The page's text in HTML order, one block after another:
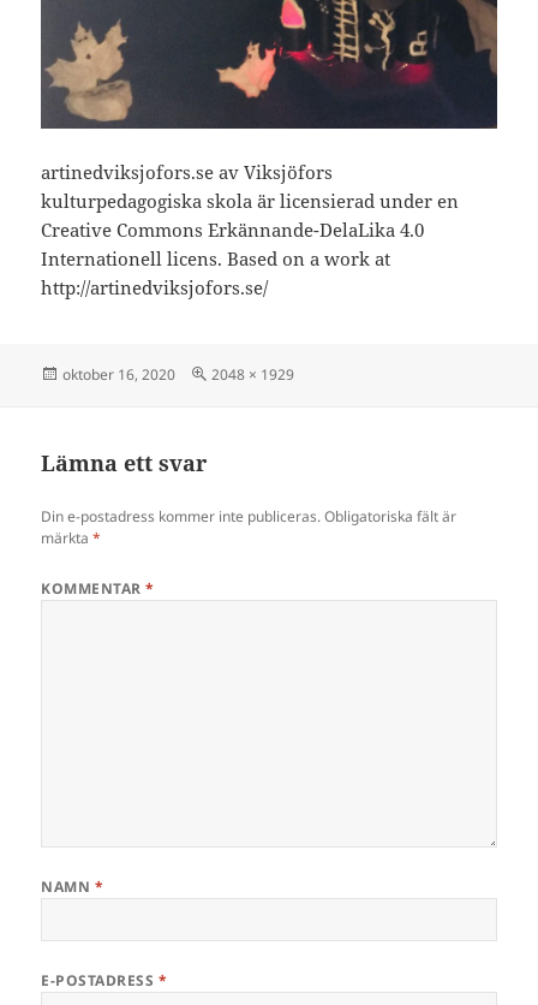
artinedviksjofors.se av Viksjöfors
kulturpedagogiska skola är licensierad under en
Creative Commons Erkännande-DelaLika 4.0
Internationell licens. Based on a work at
http://artinedviksjofors.se/
Postat
oktober 16, 2020
Full
2048 × 1929
Lämna ett svar
Din e-postadress kommer inte publiceras. Obligatoriska fält är
märkta*
KOMMENTAR*
NAMN *
E-POSTADRESS *